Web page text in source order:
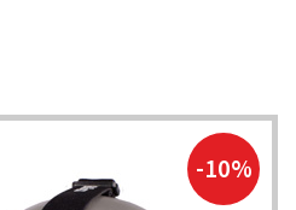
-10%